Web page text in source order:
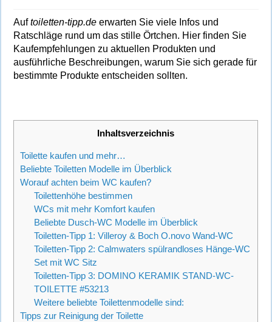
Auftoiletten-tipp.de erwarten Sie viele Infos und
Ratschläge rund um das stille Örtchen. Hier finden Sie
Kaufempfehlungen zu aktuellen Produkten und
ausführliche Beschreibungen, warum Sie sich gerade für
bestimmte Produkte entscheiden sollten.
Inhaltsverzeichnis
Toilette kaufen und mehr…
Beliebte Toiletten Modelle im Überblick
Worauf achten beim WC kaufen?
Toilettenhöhe bestimmen
WCs mit mehr Komfort kaufen
Beliebte Dusch-WC Modelle im Überblick
Toiletten-Tipp 1: Villeroy & Boch O.novo Wand-WC
Toiletten-Tipp 2: Calmwaters spülrandloses Hänge-WC
Set mit WC Sitz
Toiletten-Tipp 3: DOMINO KERAMIK STAND-WC-
TOILETTE #53213
Weitere beliebte Toilettenmodelle sind:
Tipps zur Reinigung der Toilette